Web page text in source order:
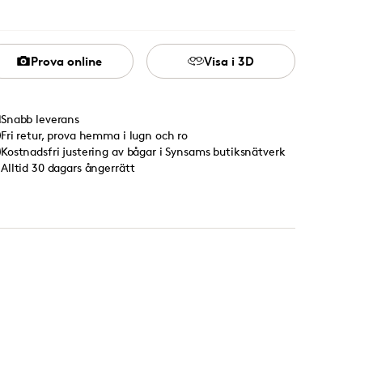
Prova online Visa i 3D
Snabb leverans
Fri retur, prova hemma i lugn och ro
Kostnadsfri justering av bågar i Synsams butiksnätverk
Alltid 30 dagars ångerrätt